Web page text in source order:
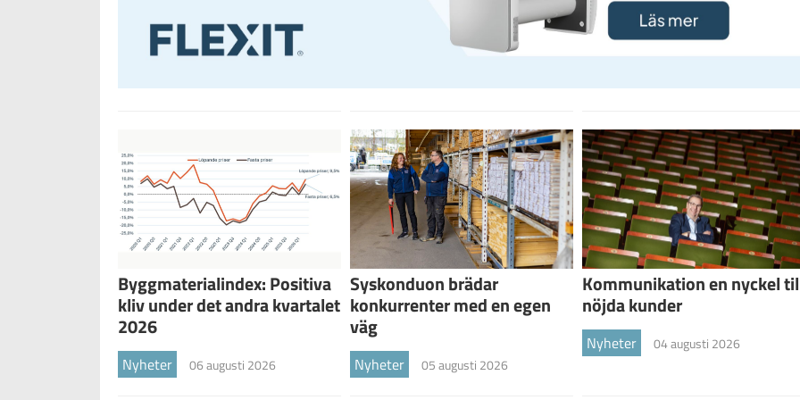
Byggmaterialindex: Positiva
kliv under det andra kvartalet
2026
Nyheter 06 augusti 2026
Syskonduon brädar
konkurrenter med en egen
väg
Nyheter 05 augusti 2026
Kommunikation en nyckel
nöjda kunder
Nyheter 04 augusti 2026